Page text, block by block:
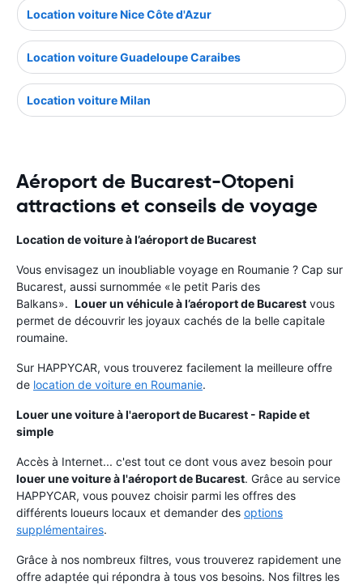
Location voiture Nice Côte d'Azur
Location voiture Guadeloupe Caraibes
Location voiture Milan
Aéroport de Bucarest-Otopeni
attractions et conseils de voyage
Location de voiture à l’aéroport de Bucarest
Vous envisagez un inoubliable voyage en Roumanie ? Cap sur
Bucarest, aussi surnommée « le petit Paris des
Balkans ». Louer un véhicule à l’aéroport de Bucarest vous
permet de découvrir les joyaux cachés de la belle capitale
roumaine.
Sur HAPPYCAR, vous trouverez facilement la meilleure offre
de location de voiture en Roumanie.
Louer une voiture à l'aeroport de Bucarest - Rapide et
simple
Accès à Internet... c'est tout ce dont vous avez besoin pour
louer une voiture à l'aéroport de Bucarest. Grâce au service
HAPPYCAR, vous pouvez choisir parmi les offres des
différents loueurs locaux et demander des options
supplémentaires.
Grâce à nos nombreux filtres, vous trouverez rapidement une
offre adaptée qui répondra à tous vos besoins. Nos filtres les